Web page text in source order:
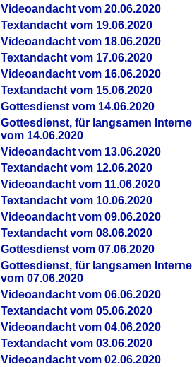
Videoandacht vom 20.06.2020
Textandacht vom 19.06.2020
Videoandacht vom 18.06.2020
Textandacht vom 17.06.2020
Videoandacht vom 16.06.2020
Textandacht vom 15.06.2020
Gottesdienst vom 14.06.2020
Gottesdienst, für langsamen
vom 14.06.2020
Videoandacht vom 13.06.2020
Textandacht vom 12.06.2020
Videoandacht vom 11.06.2020
Textandacht vom 10.06.2020
Videoandacht vom 09.06.2020
Textandacht vom 08.06.2020
Gottesdienst vom 07.06.2020
Gottesdienst, für langsamen
vom 07.06.2020
Videoandacht vom 06.06.2020
Textandacht vom 05.06.2020
Videoandacht vom 04.06.2020
Textandacht vom 03.06.2020
Videoandacht vom 02.06.2020